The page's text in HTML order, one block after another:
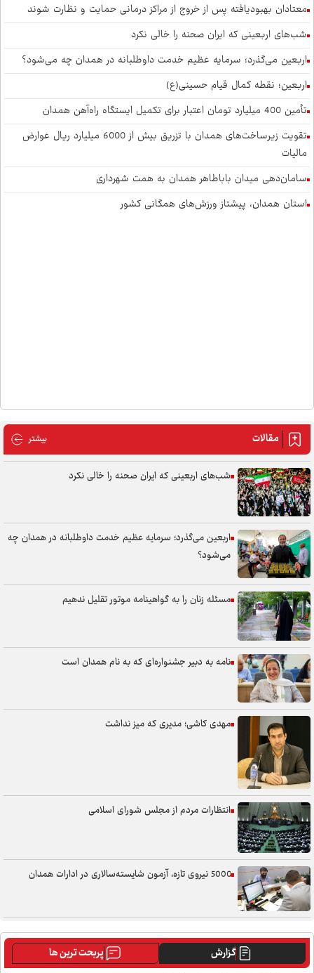
معتادان بهبودیافته پس از خروج از مراکز درمانی حمایت و نظارت شوند
شب‌های اربعینی که ایران صحنه را خالی نکرد
اربعین می‌گذرد؛ سرمایه عظیم خدمت داوطلبانه در همدان چه می‌شود؟
اربعین؛ نقطه کمال قیام حسینی(ع)
تأمین 400 میلیارد تومان اعتبار برای تکمیل ایستگاه راه‌آهن همدان
تقویت زیرساخت‌های همدان با تزریق بیش از 6000 میلیارد ریال عوارض
مالیات
سامان‌دهی میدان باباطاهر همدان به همت شهرداری
استان همدان، پیشتاز ورزش‌های همگانی کشور
مقالات بیشتر مقالات
شب‌های اربعینی که ایران صحنه را خالی نکرد
اربعین می‌گذرد؛ سرمایه عظیم خدمت داوطلبانه در همدان چه
می‌شود؟
مسئله زنان را به گواهینامه موتور تقلیل ندهیم
نامه به دبیر جشنواره‌ای که به نام همدان است
مهدی کاشی؛ مدیری که میز نداشت
انتظارات مردم از مجلس شورای اسلامی
5000 نیروی تازه، آزمون شایسته‌سالاری در ادارات همدان
سنگر خیابان؛ از حضور شجاعانه تا کنش هوشمندانه
گزارش
پربحت ترین ها